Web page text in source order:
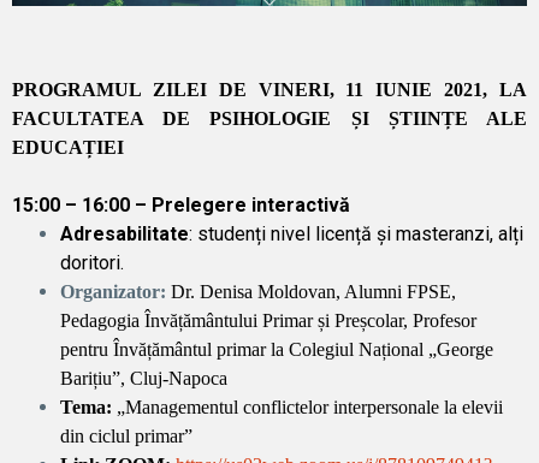
PROGRAMUL ZILEI DE VINERI, 11 IUNIE 2021, LA
FACULTATEA DE PSIHOLOGIE ȘI ȘTIINȚE ALE
EDUCAȚIEI
15:00 – 16:00 – Prelegere interactivă
Adresabilitate: studenți nivel licență și masteranzi, alți
doritori.
Organizator: Dr. Denisa Moldovan, Alumni FPSE,
Pedagogia Învățământului Primar și Preșcolar, Profesor
pentru Învățământul primar la Colegiul Național „George
Barițiu”, Cluj-Napoca
Tema: „Managementul conflictelor interpersonale la elevii
din ciclul primar”